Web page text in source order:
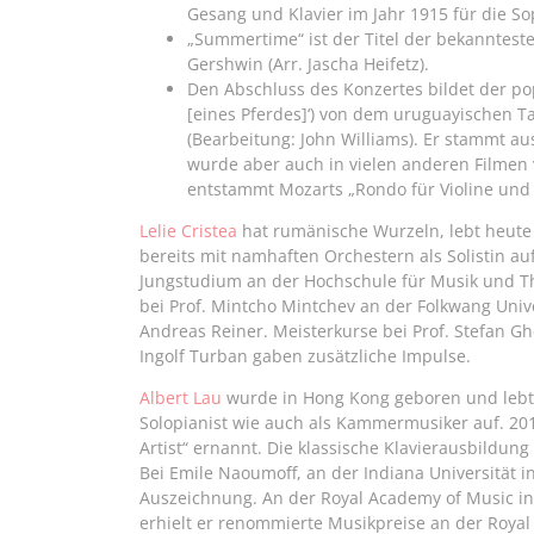
Gesang und Klavier im Jahr 1915 für die
„Summertime“ ist der Titel der
Gershwin (Arr. Jascha Heifetz).
Den Abschluss des Konzertes bildet der
[eines Pferdes]‘) von dem uruguayischen
(Bearbeitung: John Williams). Er stammt
wurde aber auch in vielen anderen
entstammt Mozarts „Rondo für Violine
Lelie Cristea hat rumänische Wurzeln, lebt
bereits mit namhaften Orchestern als Solistin
Jungstudium an der Hochschule für Musik und
bei Prof. Mintcho Mintchev an der Folkwang
Andreas Reiner. Meisterkurse bei Prof. Stefan
Ingolf Turban gaben zusätzliche Impulse.
Albert Lau wurde in Hong Kong geboren und
Solopianist wie auch als Kammermusiker auf.
Artist“ ernannt. Die klassische
Bei Emile Naoumoff, an der Indiana Universität
Auszeichnung. An der Royal Academy of Music
erhielt er renommierte Musikpreise an der